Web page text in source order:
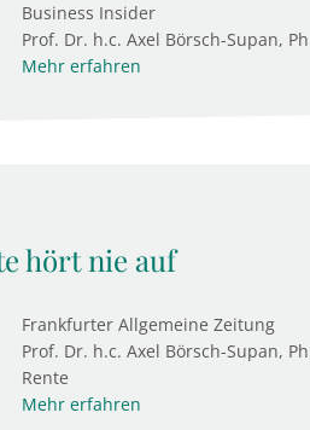
Business Insider
Prof. Dr. h.c. Axel Börsch-Supan,
Mehr erfahren
hört nie auf
Frankfurter Allgemeine Zeitung
Prof. Dr. h.c. Axel Börsch-Supan,
Rente
Mehr erfahren